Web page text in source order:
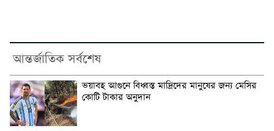
আন্তর্জাতিক সর্বশেষ
ভয়াবহ আগুনে বিধ্বস্ত মাদ্রিদের মানুষের জন্য মেসির
কোটি টাকার অনুদান